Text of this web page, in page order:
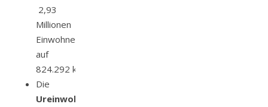
2,93
Millionen
Einwohner
auf
824.292 km²
Die
Ureinwohner